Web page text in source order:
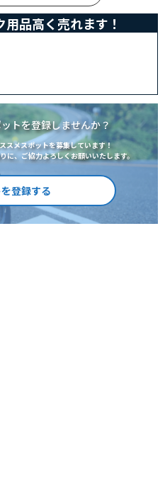
品高く売れます！
トを登録しませんか？
スメスポットを募集しています！
、ご協力よろしくお願いいたします。
登録する